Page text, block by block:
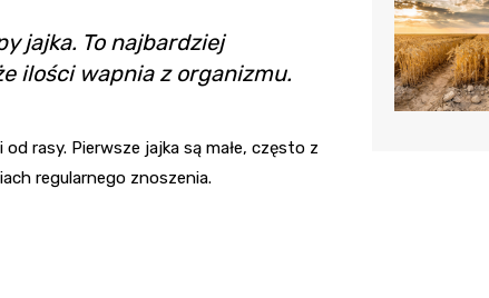
jajka. To najbardziej
ilości wapnia z organizmu.
rasy. Pierwsze jajka są małe, często z
regularnego znoszenia.